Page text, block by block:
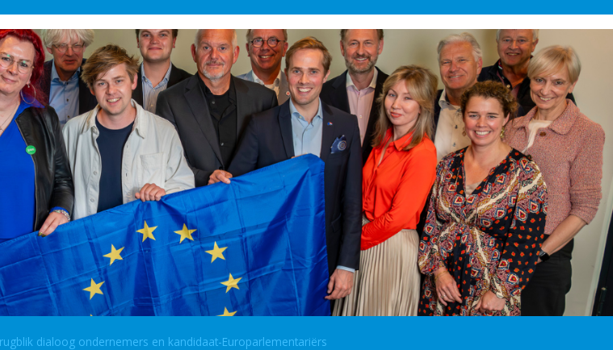
dialoog ondernemers en kandidaat-Europarlementariërs